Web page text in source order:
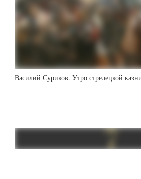
Василий Суриков. Утро стрелецкой